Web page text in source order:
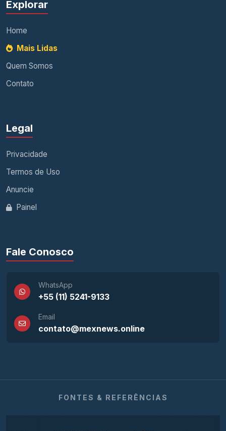
Explorar
Home
Mais Lidas
Quem Somos
Contato
Legal
Privacidade
Termos de Uso
Anuncie
Painel
Fale Conosco
WhatsApp
+55 (11) 5241-9133
Email
contato@mexnews.online
FONTES & REFERÊNCIAS